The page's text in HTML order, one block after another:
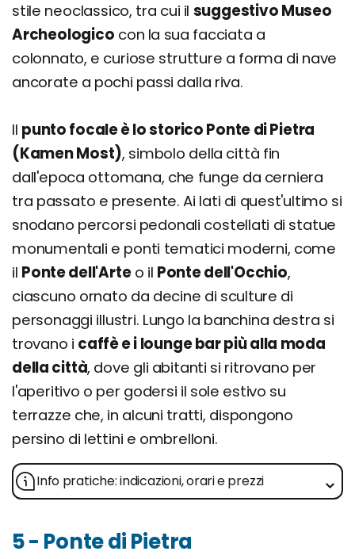
stile neoclassico, tra cui il suggestivo Museo
Archeologico con la sua facciata a
colonnato, e curiose strutture a forma di nave
ancorate a pochi passi dalla riva.
Il punto focale è lo storico Ponte di Pietra
(Kamen Most), simbolo della città fin
dall'epoca ottomana, che funge da cerniera
tra passato e presente. Ai lati di quest'ultimo si
snodano percorsi pedonali costellati di statue
monumentali e ponti tematici moderni, come
il Ponte dell'Arteo il Ponte dell'Occhio,
ciascuno ornato da decine di sculture di
personaggi illustri. Lungo la banchina destra si
trovano i caffè e i lounge bar più alla moda
della città, dove gli abitanti si ritrovano per
l'aperitivo o per godersi il sole estivo su
terrazze che, in alcuni tratti, dispongono
persino di lettini e ombrelloni.
Info pratiche: indicazioni, orari e prezzi
5 - Ponte di Pietra